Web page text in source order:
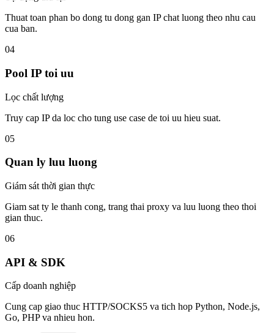
Thuat toan phan bo dong tu dong gan IP chat luong theo nhu cau
cua ban.
04
Pool IP toi uu
Lọc chất lượng
Truy cap IP da loc cho tung use case de toi uu hieu suat.
05
Quan ly luu luong
Giám sát thời gian thực
Giam sat ty le thanh cong, trang thai proxy va luu luong theo thoi
gian thuc.
06
API & SDK
Cấp doanh nghiệp
Cung cap giao thuc HTTP/SOCKS5 va tich hop Python, Node.js,
Go, PHP va nhieu hon.